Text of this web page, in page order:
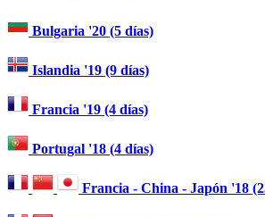
Bulgaria '20 (5 días)
Islandia '19 (9 días)
Francia '19 (4 días)
Portugal '18 (4 días)
Francia - China - Japón '18